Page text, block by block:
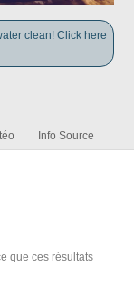
clean! Click here
Info Source
que ces résultats